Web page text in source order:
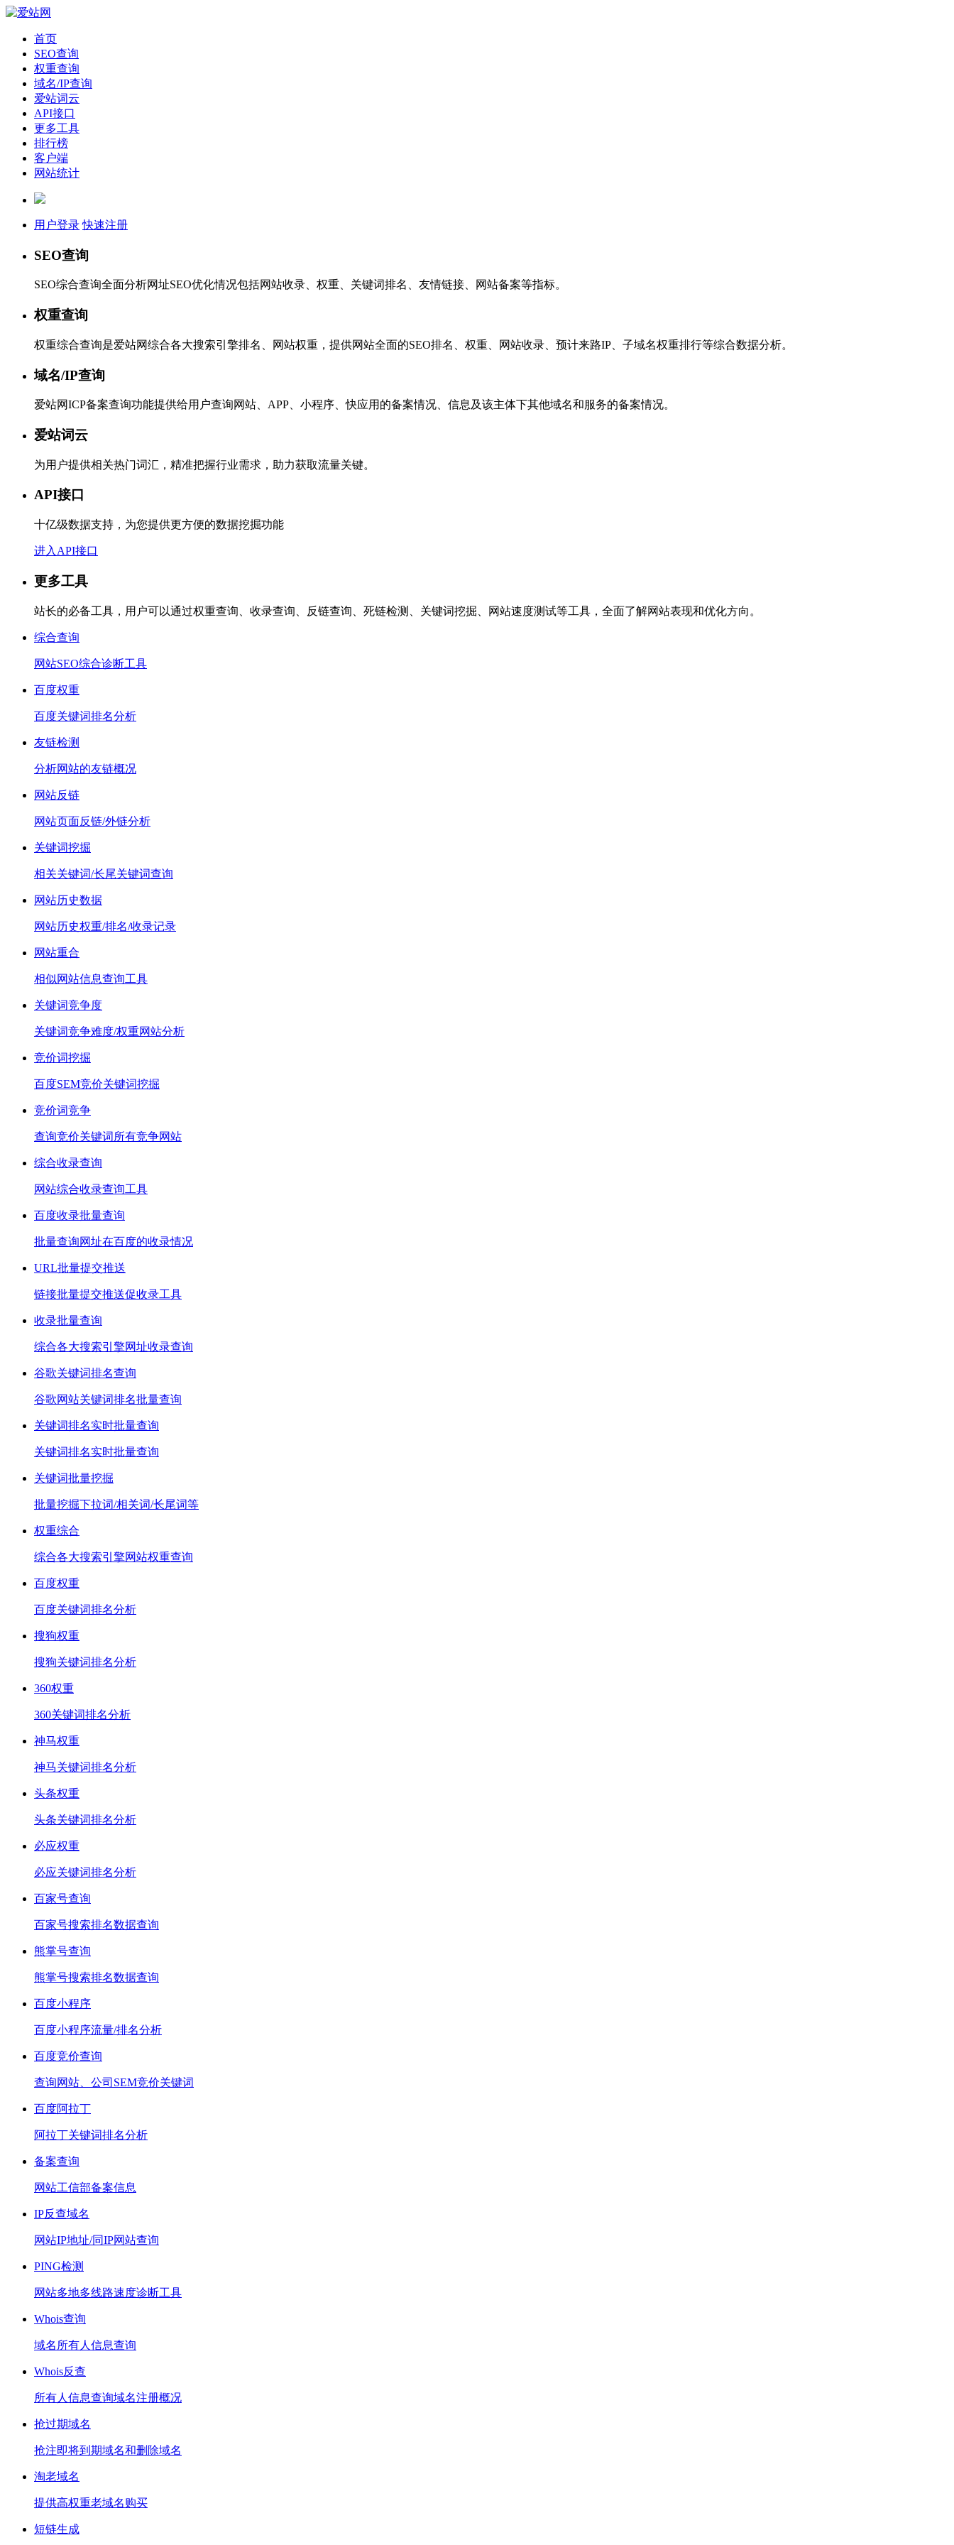
首页
SEO查询
权重查询
域名/IP查询
爱站词云
API接口
更多工具
排行榜
客户端
网站统计
用户登录 快速注册
SEO查询
SEO综合查询全面分析网址SEO优化情况包括网站收录、权重、关键词排名、友情链接、网站备案等指标。
权重查询
权重综合查询是爱站网综合各大搜索引擎排名、网站权重，提供网站全面的SEO排名、权重、网站收录、预计来路IP、子域名权重排行等综合数据分析。
域名/IP查询
爱站网ICP备案查询功能提供给用户查询网站、APP、小程序、快应用的备案情况、信息及该主体下其他域名和服务的备案情况。
爱站词云
为用户提供相关热门词汇，精准把握行业需求，助力获取流量关键。
API接口
十亿级数据支持，为您提供更方便的数据挖掘功能
进入API接口
更多工具
站长的必备工具，用户可以通过权重查询、收录查询、反链查询、死链检测、关键词挖掘、网站速度测试等工具，全面了解网站表现和优化方向。
综合查询
网站SEO综合诊断工具
百度权重
百度关键词排名分析
友链检测
分析网站的友链概况
网站反链
网站页面反链/外链分析
关键词挖掘
相关关键词/长尾关键词查询
网站历史数据
网站历史权重/排名/收录记录
网站重合
相似网站信息查询工具
关键词竞争度
关键词竞争难度/权重网站分析
竞价词挖掘
百度SEM竞价关键词挖掘
竞价词竞争
查询竞价关键词所有竞争网站
综合收录查询
网站综合收录查询工具
百度收录批量查询
批量查询网址在百度的收录情况
URL批量提交推送
链接批量提交推送促收录工具
收录批量查询
综合各大搜索引擎网址收录查询
谷歌关键词排名查询
谷歌网站关键词排名批量查询
关键词排名实时批量查询
关键词排名实时批量查询
关键词批量挖掘
批量挖掘下拉词/相关词/长尾词等
权重综合
综合各大搜索引擎网站权重查询
百度权重
百度关键词排名分析
搜狗权重
搜狗关键词排名分析
360权重
360关键词排名分析
神马权重
神马关键词排名分析
头条权重
头条关键词排名分析
必应权重
必应关键词排名分析
百家号查询
百家号搜索排名数据查询
熊掌号查询
熊掌号搜索排名数据查询
百度小程序
百度小程序流量/排名分析
百度竞价查询
查询网站、公司SEM竞价关键词
百度阿拉丁
阿拉丁关键词排名分析
备案查询
网站工信部备案信息
IP反查域名
网站IP地址/同IP网站查询
PING检测
网站多地多线路速度诊断工具
Whois查询
域名所有人信息查询
Whois反查
所有人信息查询域名注册概况
抢过期域名
抢注即将到期域名和删除域名
淘老域名
提供高权重老域名购买
短链生成